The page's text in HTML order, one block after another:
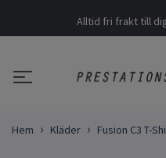
Alltid fri frakt till
Hem Kläder Fusion C3 T-